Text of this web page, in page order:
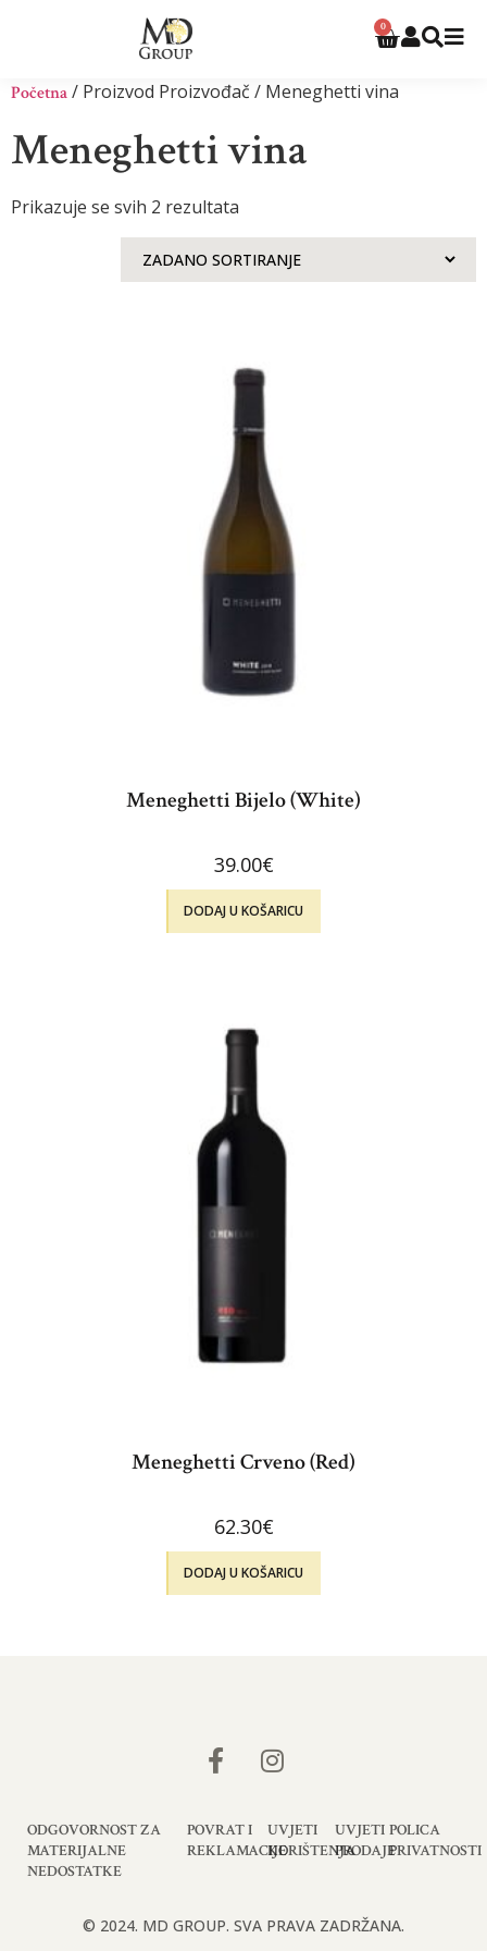
0
Početna/ Proizvod Proizvođač / Meneghetti vina
Meneghetti vina
Prikazuje se svih 2 rezultata
Meneghetti Bijelo (White)
39.00€
DODAJ U KOŠARICU
Meneghetti Crveno (Red)
62.30€
DODAJ U KOŠARICU
ODGOVORNOST ZA
MATERIJALNE
NEDOSTATKE
POVRAT I
REKLAMACIJE
UVJETI
KORIŠTENJA
UVJETI
PRODAJE
POLICA
PRIVATNOSTI
© 2024. MD GROUP. SVA PRAVA ZADRŽANA.